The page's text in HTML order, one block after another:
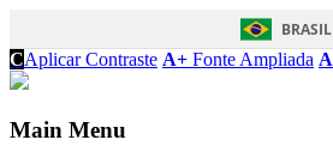
BRASIL
CAplicar Contraste A+ Fonte Ampliada A
Main Menu